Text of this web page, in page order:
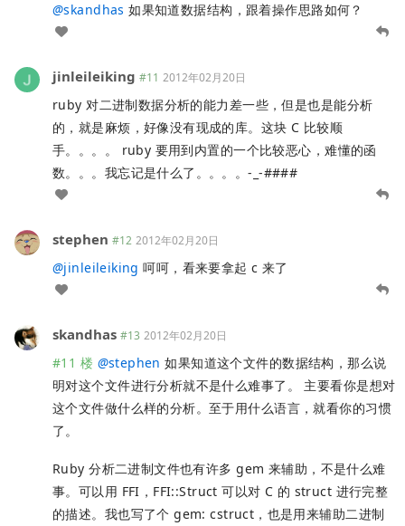
@skandhas 如果知道数据结构，跟着操作思路如何？
jinleileiking #11 2012年02月20日
ruby 对二进制数据分析的能力差一些，但是也是能分析
的，就是麻烦，好像没有现成的库。这块 C 比较顺
手。。。。 ruby 要用到内置的一个比较恶心，难懂的函
数。。。我忘记是什么了。。。。-_-####
stephen #12 2012年02月20日
@jinleileiking 呵呵，看来要拿起 c 来了
skandhas #13 2012年02月20日
#11 楼 @stephen 如果知道这个文件的数据结构，那么说
明对这个文件进行分析就不是什么难事了。 主要看你是想对
这个文件做什么样的分析。至于用什么语言，就看你的习惯
了。
Ruby 分析二进制文件也有许多 gem 来辅助，不是什么难
事。可以用 FFI，FFI::Struct 可以对 C 的 struct 进行完整
的描述。我也写了个 gem: cstruct，也是用来辅助二进制